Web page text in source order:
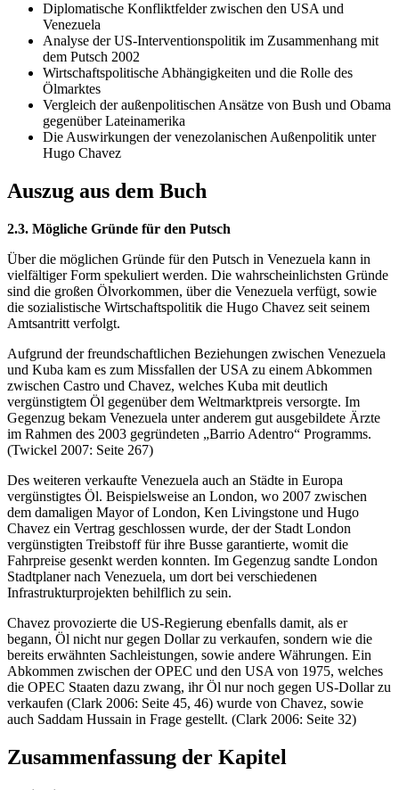
Diplomatische Konfliktfelder zwischen den USA und
Venezuela
Analyse der US-Interventionspolitik im Zusammenhang mit
dem Putsch 2002
Wirtschaftspolitische Abhängigkeiten und die Rolle des
Ölmarktes
Vergleich der außenpolitischen Ansätze von Bush und Obama
gegenüber Lateinamerika
Die Auswirkungen der venezolanischen Außenpolitik unter
Hugo Chavez
Auszug aus dem Buch
2.3. Mögliche Gründe für den Putsch
Über die möglichen Gründe für den Putsch in Venezuela kann in
vielfältiger Form spekuliert werden. Die wahrscheinlichsten Gründe
sind die großen Ölvorkommen, über die Venezuela verfügt, sowie
die sozialistische Wirtschaftspolitik die Hugo Chavez seit seinem
Amtsantritt verfolgt.
Aufgrund der freundschaftlichen Beziehungen zwischen Venezuela
und Kuba kam es zum Missfallen der USA zu einem Abkommen
zwischen Castro und Chavez, welches Kuba mit deutlich
vergünstigtem Öl gegenüber dem Weltmarktpreis versorgte. Im
Gegenzug bekam Venezuela unter anderem gut ausgebildete Ärzte
im Rahmen des 2003 gegründeten „Barrio Adentro“ Programms.
(Twickel 2007: Seite 267)
Des weiteren verkaufte Venezuela auch an Städte in Europa
vergünstigtes Öl. Beispielsweise an London, wo 2007 zwischen
dem damaligen Mayor of London, Ken Livingstone und Hugo
Chavez ein Vertrag geschlossen wurde, der der Stadt London
vergünstigten Treibstoff für ihre Busse garantierte, womit die
Fahrpreise gesenkt werden konnten. Im Gegenzug sandte London
Stadtplaner nach Venezuela, um dort bei verschiedenen
Infrastrukturprojekten behilflich zu sein.
Chavez provozierte die US-Regierung ebenfalls damit, als er
begann, Öl nicht nur gegen Dollar zu verkaufen, sondern wie die
bereits erwähnten Sachleistungen, sowie andere Währungen. Ein
Abkommen zwischen der OPEC und den USA von 1975, welches
die OPEC Staaten dazu zwang, ihr Öl nur noch gegen US-Dollar zu
verkaufen (Clark 2006: Seite 45, 46) wurde von Chavez, sowie
auch Saddam Hussain in Frage gestellt. (Clark 2006: Seite 32)
Zusammenfassung der Kapitel